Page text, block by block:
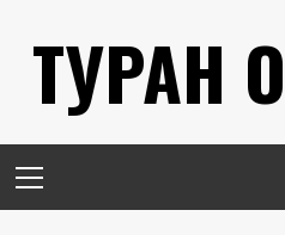
содержимому
ТУРАН
меню